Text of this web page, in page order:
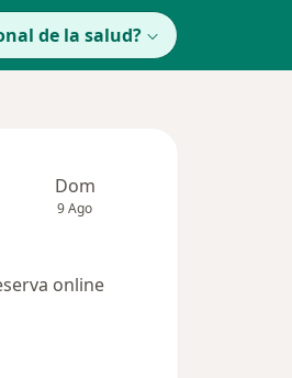
de la salud?
Dom
9 Ago
online